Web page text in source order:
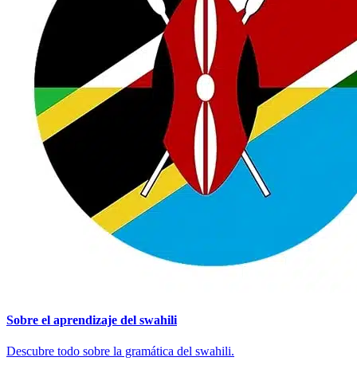
Sobre el aprendizaje del swahili
Descubre todo sobre la gramática del swahili.